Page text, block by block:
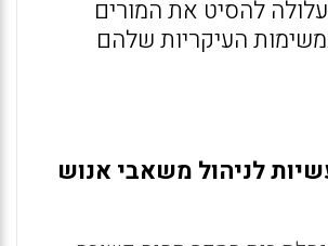
להסיט את המורים
העיקריות שלהם
לניהול משאבי אנוש